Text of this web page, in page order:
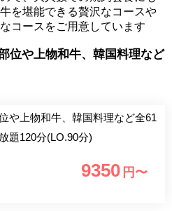
を堪能できる贅沢なコースや
コースをご用意しています
位や上物和牛、韓国料理など
や上物和牛、韓国料理など全61
題120分(LO.90分)
9350 円〜